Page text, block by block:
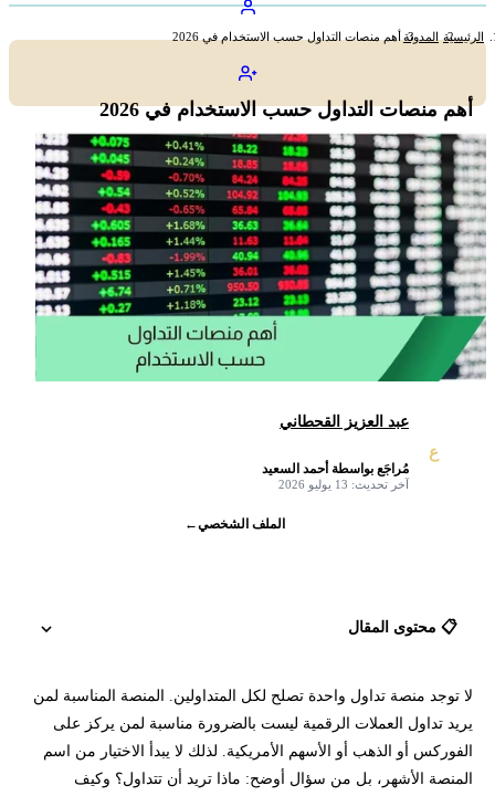
الرئيسية المدونةأهم منصات التداول حسب الاستخدام في 2026
أهم منصات التداول حسب الاستخدام في 2026
ع
عبد العزيز القحطاني
مُراجَع بواسطة أحمد السعيد
آخر تحديث: 13 يوليو 2026
الملف الشخصي←
📋 محتوى المقال
أفضل منصات التداول حسب الاستخدام باختصار
كيف تختار منصة التداول المناسبة لاستخدامك؟
لا توجد منصة تداول واحدة تصلح لكل المتداولين. المنصة المناسبة لمن
يريد تداول العملات الرقمية ليست بالضرورة مناسبة لمن يركز على
الفوركس أو الذهب أو الأسهم الأمريكية. لذلك لا يبدأ الاختيار من اسم
المنصة الأشهر، بل من سؤال أوضح: ماذا تريد أن تتداول؟ وكيف